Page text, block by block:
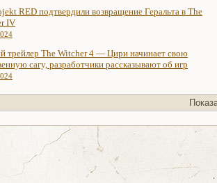
RED подтвердили возвращение Геральта в The
IV
трейлер The Witcher 4 — Цири начинает свою
сагу, разработчики рассказывают об игр